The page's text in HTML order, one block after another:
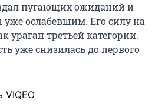
пугающих ожиданий и
ослабевшим. Его силу на
ураган третьей категории.
уже снизилась до первого
VIQEO